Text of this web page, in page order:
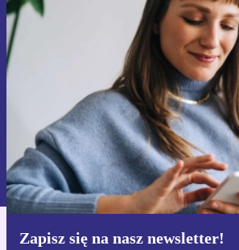
Zapisz się na nasz newsletter!
Zapisz się na nasz
Nie przegap żadnej oferty.
Zarejestruj się
Informacje na temat używania danych osobowych
naszej
Polityce prywatności
Pobierz aplikację